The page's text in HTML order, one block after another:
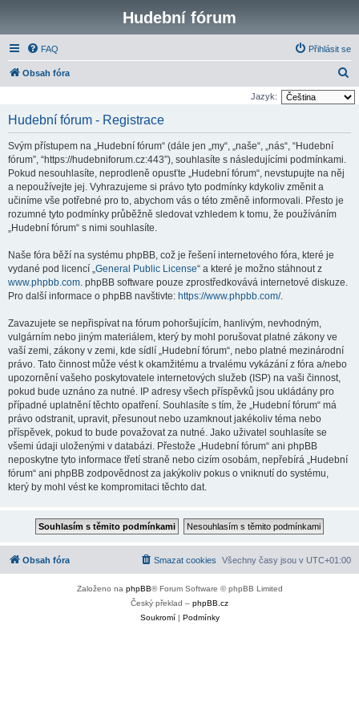
Hudební fórum
FAQ Přihlásit se
Obsah fóra
l
Jazyk:
Hudební fórum - Registrace
Svým přístupem na „Hudební fórum“ (dále jen „my“, „naše“, „nás“, “Hudební
fórum”, “https://hudebniforum.cz:443”), souhlasíte s následujícími podmínkami.
Pokud nesouhlasíte, neprodleně opusťte „Hudební fórum“, nevstupujte na něj
a nepoužívejte jej. Vyhrazujeme si právo tyto podmínky kdykoliv změnit a
učiníme vše potřebné pro to, abychom vás o této změně informovali. Přesto je
rozumné tyto podmínky průběžně sledovat vzhledem k tomu, že používáním
„Hudební fórum“ s nimi souhlasíte.
Naše fóra běží na systému phpBB, což je řešení internetového fóra, které je
vydané pod licencí „General Public License“ a které je možno stáhnout z
www.phpbb.com. phpBB software pouze zprostředkovává internetové diskuze.
Pro další informace o phpBB navštivte: https://www.phpbb.com/.
Zavazujete se nepřispívat na fórum pohoršujícím, hanlivým, nevhodným,
vulgárním nebo jiným materiálem, který by mohl porušovat platné zákony ve
vaší zemi, zákony v zemi, kde sídlí „Hudební fórum“, nebo platné mezinárodní
právo. Tato činnost může vést k okamžitému a trvalému vykázání z fóra a/nebo
upozornění vašeho poskytovatele internetových služeb (ISP) na vaši činnost,
pokud bude uznáno za nutné. IP adresy všech příspěvků jsou ukládány pro
případné uplatnění těchto opatření. Souhlasíte s tím, že „Hudební fórum“ má
právo odstranit, upravit, přesunout nebo uzamknout jakékoliv téma nebo
příspěvek, pokud to bude považovat za nutné. Jako uživatel souhlasíte se
všemi údaji uloženými v databázi. Přestože „Hudební fórum“ ani phpBB
neposkytne tyto informace třetí straně nebo cizím osobám, nepřebírá „Hudební
fórum“ ani phpBB zodpovědnost za jakýkoliv pokus o vniknutí do systému,
který by mohl vést ke kompromitaci těchto dat.
Obsah fóra Všechny časy jsou v UTC+01:00
Smazat cookies
Založeno na phpBB® Forum Software © phpBB Limited
Český překlad – phpBB.cz
Soukromí| Podmínky